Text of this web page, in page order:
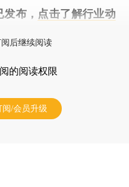
布， 点击了解行业动
后继续阅读
的阅读权限
阅/会员升级